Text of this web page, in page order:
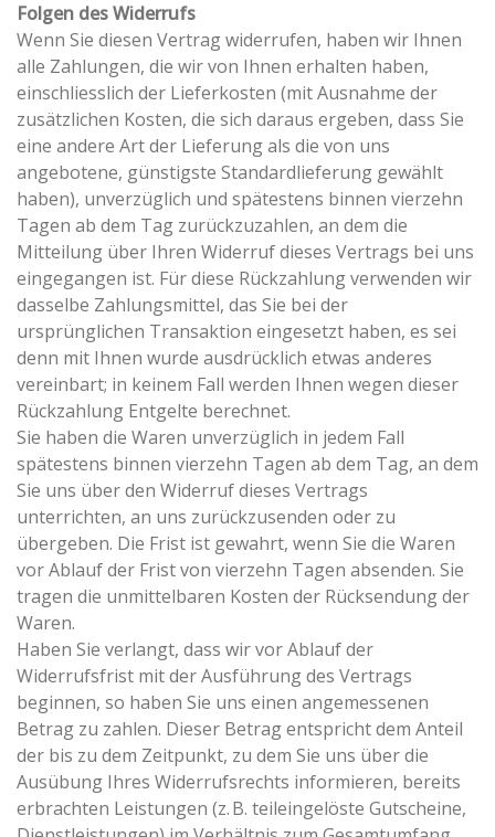
Folgen des Widerrufs
Wenn Sie diesen Vertrag widerrufen, haben wir Ihnen
alle Zahlungen, die wir von Ihnen erhalten haben,
einschliesslich der Lieferkosten (mit Ausnahme der
zusätzlichen Kosten, die sich daraus ergeben, dass Sie
eine andere Art der Lieferung als die von uns
angebotene, günstigste Standardlieferung gewählt
haben), unverzüglich und spätestens binnen vierzehn
Tagen ab dem Tag zurückzuzahlen, an dem die
Mitteilung über Ihren Widerruf dieses Vertrags bei uns
eingegangen ist. Für diese Rückzahlung verwenden wir
dasselbe Zahlungsmittel, das Sie bei der
ursprünglichen Transaktion eingesetzt haben, es sei
denn mit Ihnen wurde ausdrücklich etwas anderes
vereinbart; in keinem Fall werden Ihnen wegen dieser
Rückzahlung Entgelte berechnet.
Sie haben die Waren unverzüglich in jedem Fall
spätestens binnen vierzehn Tagen ab dem Tag, an dem
Sie uns über den Widerruf dieses Vertrags
unterrichten, an uns zurückzusenden oder zu
übergeben. Die Frist ist gewahrt, wenn Sie die Waren
vor Ablauf der Frist von vierzehn Tagen absenden. Sie
tragen die unmittelbaren Kosten der Rücksendung der
Waren.
Haben Sie verlangt, dass wir vor Ablauf der
Widerrufsfrist mit der Ausführung des Vertrags
beginnen, so haben Sie uns einen angemessenen
Betrag zu zahlen. Dieser Betrag entspricht dem Anteil
der bis zu dem Zeitpunkt, zu dem Sie uns über die
Ausübung Ihres Widerrufsrechts informieren, bereits
erbrachten Leistungen (z. B. teileingelöste Gutscheine,